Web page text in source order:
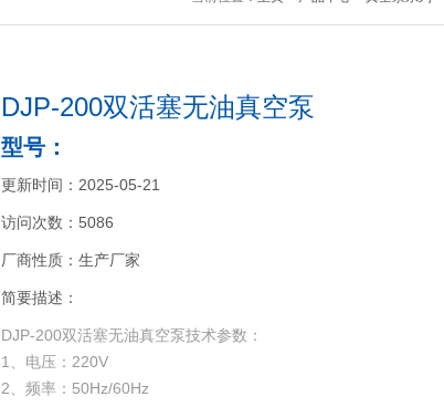
DJP-200双活塞无油真空泵
型号：
更新时间：2025-05-21
访问次数：5086
厂商性质：生产厂家
简要描述：
DJP-200双活塞无油真空泵技术参数：
1、电压：220V
2、频率：50Hz/60Hz